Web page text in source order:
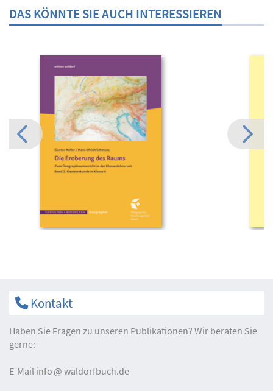
DAS KÖNNTE SIE AUCH INTERESSIEREN
Kontakt
Haben Sie Fragen zu unseren Publikationen? Wir beraten Sie
gerne:
E-Mail info waldorfbuch.de